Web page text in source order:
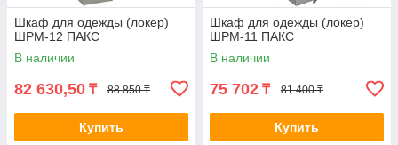
Шкаф для одежды (локер)
ШРМ-12 ПАКС
В наличии
82 630,50 ₸ 88 850 ₸
Купить
Шкаф для одежды (локер)
ШРМ-11 ПАКС
В наличии
75 702 ₸ 81 400 ₸
Купить